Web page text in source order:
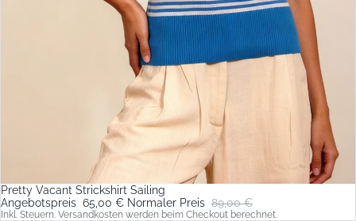
Sale
Pretty Vacant Strickshirt Sailing
Angebotspreis 65,00 € Normaler Preis 89,00 €
Inkl. Steuern. Versandkosten werden beim Checkout berechnet.